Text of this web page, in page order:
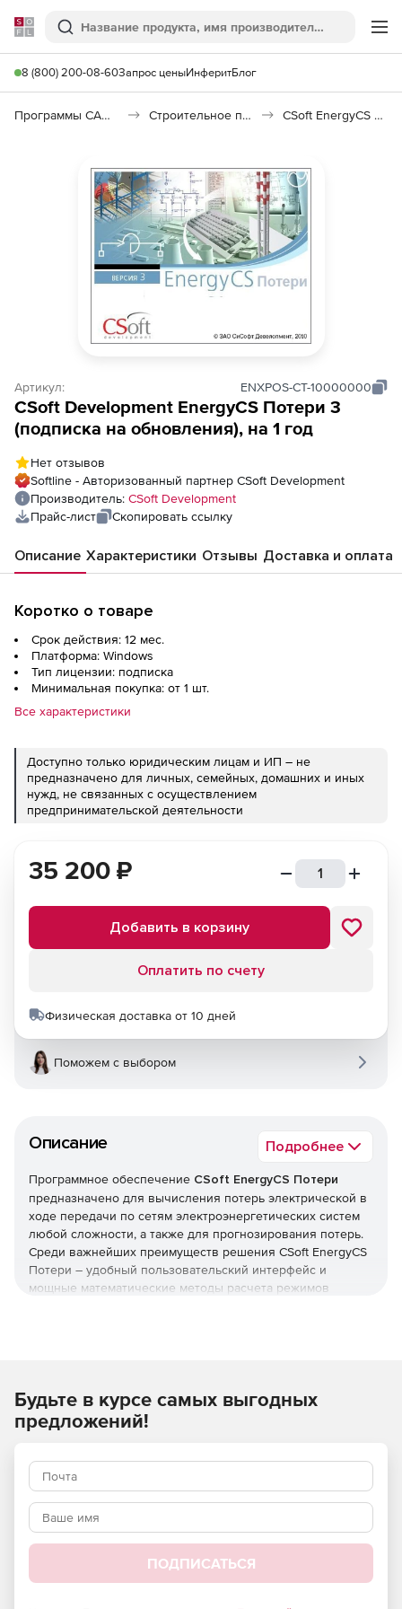
Softline
Поиск
8 (800) 200-08-60Запрос ценыИнферитБлог
Программы САПР и ГИС Строительное программное обеспечение CSoft EnergyCS Потери
Артикул: ENXPOS-CT-10000000
CSoft Development EnergyCS Потери 3
(подписка на обновления), на 1 год
Нет отзывов
Softline - Авторизованный партнер CSoft Development
Производитель: CSoft Development
Прайс-лист
Скопировать ссылку
Описание Характеристики Отзывы Доставка и оплата
Коротко о товаре
Срок действия: 12 мес.
Платформа: Windows
Тип лицензии: подписка
Минимальная покупка: от 1 шт.
Все характеристики
Доступно только юридическим лицам и ИП – не
предназначено для личных, семейных, домашних и иных
нужд, не связанных с осуществлением
предпринимательской деятельности
Описание Подробнее
Программное обеспечение CSoft EnergyCS Потери
предназначено для вычисления потерь электрической в
ходе передачи по сетям электроэнергетических систем
любой сложности, а также для прогнозирования потерь.
Среди важнейших преимуществ решения CSoft EnergyCS
Потери – удобный пользовательский интерфейс и
мощные математические методы расчета режимов
Сфера применения CSoft EnergyCS Потери:
Определение технических и технологических потерь
Разработка мероприятий для снижения потерь
35 200 ₽
Добавить в корзину
Оплатить по счету
Физическая доставка от 10 дней
Поможем с выбором
Будьте в курсе самых выгодных
предложений!
ПОДПИСАТЬСЯ